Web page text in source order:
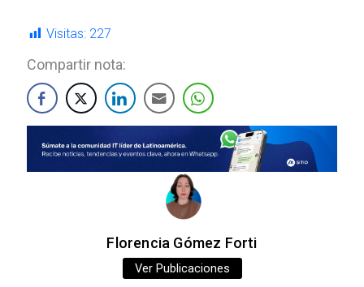
Visitas: 227
Compartir nota:
Florencia Gómez Forti
Ver Publicaciones